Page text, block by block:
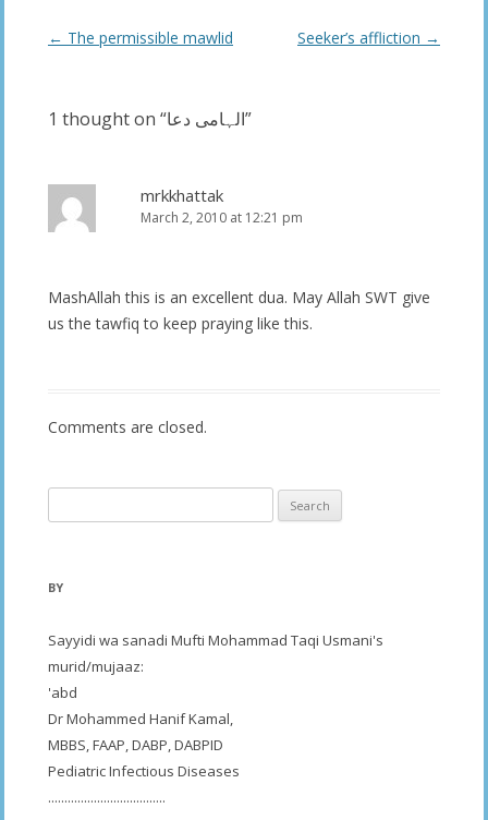
Post
← The permissible mawlid Seeker’s affliction →
1 thought on “الہامی دعا”
mrkkhattak
March 2, 2010 at 12:21 pm
MashAllah this is an excellent dua. May Allah SWT give
us the tawfiq to keep praying like this.
Comments are closed.
for:
BY
Sayyidi wa sanadi Mufti Mohammad Taqi Usmani's
murid/mujaaz:
'abd
Dr Mohammed Hanif Kamal,
MBBS, FAAP, DABP, DABPID
Pediatric Infectious Diseases
....................................